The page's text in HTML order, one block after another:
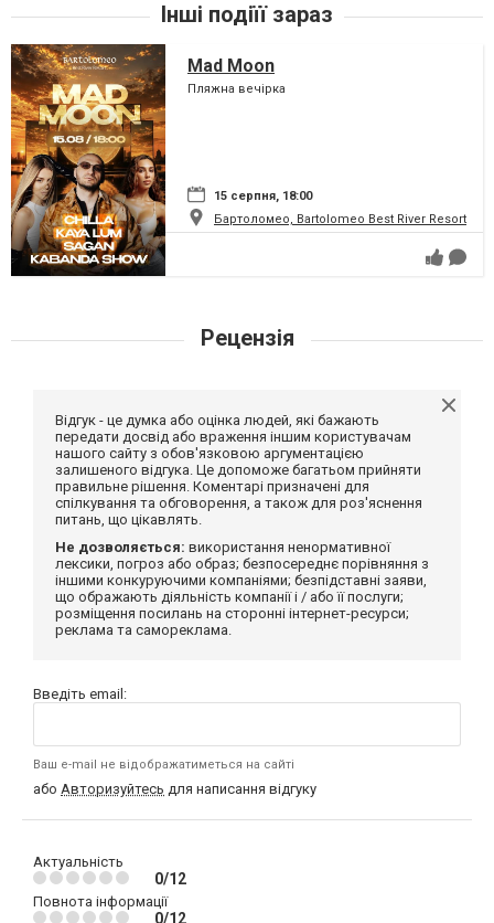
Інші подіїї зараз
Mad Moon
Пляжна вечірка
15 серпня, 18:00
Бартоломео, Bartolomeo Best River Resort
Рецензія
Відгук - це думка або оцінка людей, які бажають
передати досвід або враження іншим користувачам
нашого сайту з обов'язковою аргументацією
залишеного відгука. Це допоможе багатьом прийняти
правильне рішення. Коментарі призначені для
спілкування та обговорення, а також для роз'яснення
питань, що цікавлять.
Не дозволяється: використання ненормативної
лексики, погроз або образ; безпосереднє порівняння з
іншими конкуруючими компаніями; безпідставні заяви,
що ображають діяльність компанії і / або її послуги;
розміщення посилань на сторонні інтернет-ресурси;
реклама та самореклама.
Введіть email:
Ваш e-mail не відображатиметься на сайті
або Авторизуйтесь для написання відгуку
Актуальність
0/12
Повнота інформації
0/12